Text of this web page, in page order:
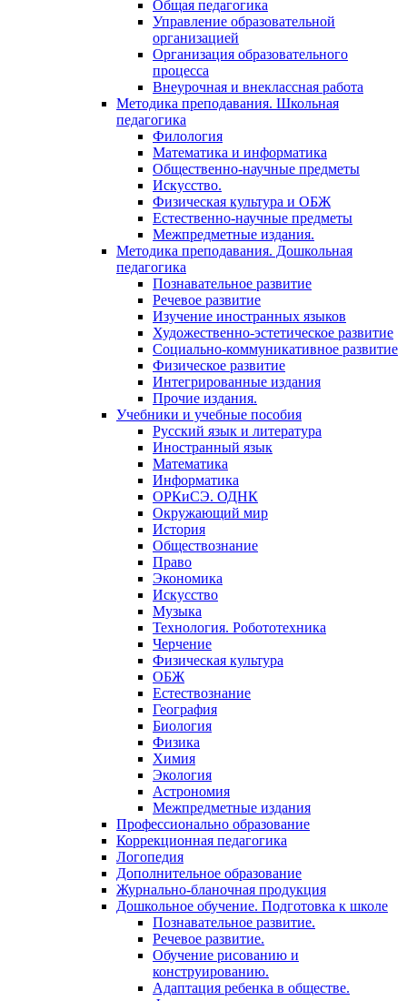
Общая педагогика
Управление образовательной
организацией
Организация образовательного
процесса
Внеурочная и внеклассная работа
Методика преподавания. Школьная
педагогика
Филология
Математика и информатика
Общественно-научные предметы
Искусство.
Физическая культура и ОБЖ
Естественно-научные предметы
Межпредметные издания.
Методика преподавания. Дошкольная
педагогика
Познавательное развитие
Речевое развитие
Изучение иностранных языков
Художественно-эстетическое развитие
Социально-коммуникативное развитие
Физическое развитие
Интегрированные издания
Прочие издания.
Учебники и учебные пособия
Русский язык и литература
Иностранный язык
Математика
Информатика
ОРКиСЭ. ОДНК
Окружающий мир
История
Обществознание
Право
Экономика
Искусство
Музыка
Технология. Робототехника
Черчение
Физическая культура
ОБЖ
Естествознание
География
Биология
Физика
Химия
Экология
Астрономия
Межпредметные издания
Профессионально образование
Коррекционная педагогика
Логопедия
Дополнительное образование
Журнально-бланочная продукция
Дошкольное обучение. Подготовка к школе
Познавательное развитие.
Речевое развитие.
Обучение рисованию и
конструированию.
Адаптация ребенка в обществе.